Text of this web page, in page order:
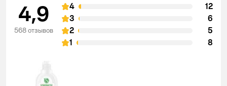
4,9
568 отзывов
4
12
3
6
2
5
1
8